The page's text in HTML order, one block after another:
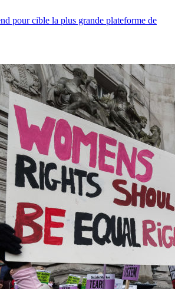
pour cible la plus grande plateforme de